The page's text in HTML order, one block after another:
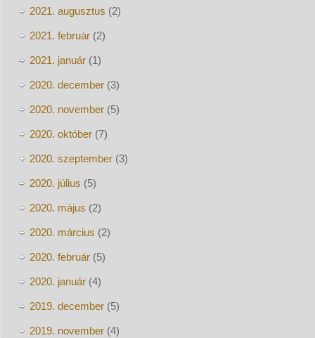
2021. augusztus (2)
2021. február(2)
2021. január(1)
2020. december(3)
2020. november(5)
2020. október(7)
2020. szeptember(3)
2020. július (5)
2020. május (2)
2020. március (2)
2020. február(5)
2020. január(4)
2019. december(5)
2019. november(4)